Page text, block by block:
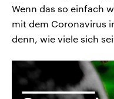
Wenn das so einfach
mit dem Coronavirus
denn, wie viele sich